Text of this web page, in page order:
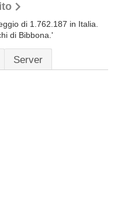
di 1.762.187 in Italia.
di Bibbona.'
Server